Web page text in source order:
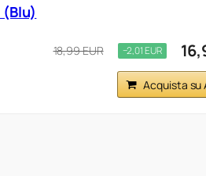
18,99 EUR −2,01 EUR
Acquista su